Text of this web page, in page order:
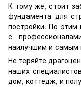
К тому же, стоит
фундамента для
постройки. По этим
с
наилучшим и самым
Не теряйте
наших
дом, коттедж, и